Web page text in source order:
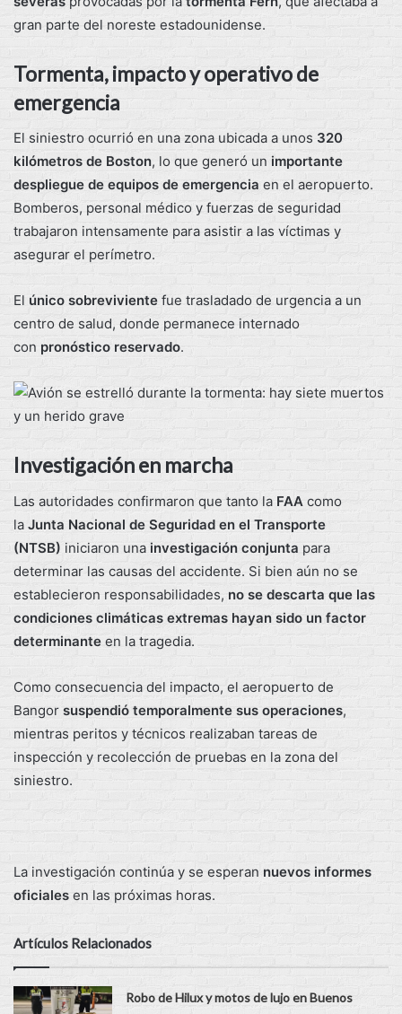
gran parte del noreste estadounidense.
Tormenta, impacto y operativo de
emergencia
El siniestro ocurrió en una zona ubicada a unos 320
kilómetros de Boston, lo que generó un importante
despliegue de equipos de emergencia en el aeropuerto.
Bomberos, personal médico y fuerzas de seguridad
trabajaron intensamente para asistir a las víctimas y
asegurar el perímetro.
El único sobreviviente fue trasladado de urgencia a un
centro de salud, donde permanece internado
con pronóstico reservado.
Investigación en marcha
Las autoridades confirmaron que tanto la FAA como
la Junta Nacional de Seguridad en el Transporte
(NTSB) iniciaron una investigación conjunta para
determinar las causas del accidente. Si bien aún no se
establecieron responsabilidades, no se descarta que las
condiciones climáticas extremas hayan sido un factor
determinante en la tragedia.
Como consecuencia del impacto, el aeropuerto de
Bangor suspendió temporalmente sus operaciones,
mientras peritos y técnicos realizaban tareas de
inspección y recolección de pruebas en la zona del
siniestro.
La investigación continúa y se esperan nuevos informes
oficiales en las próximas horas.
Artículos Relacionados
Robo de Hilux y motos de lujo en Buenos